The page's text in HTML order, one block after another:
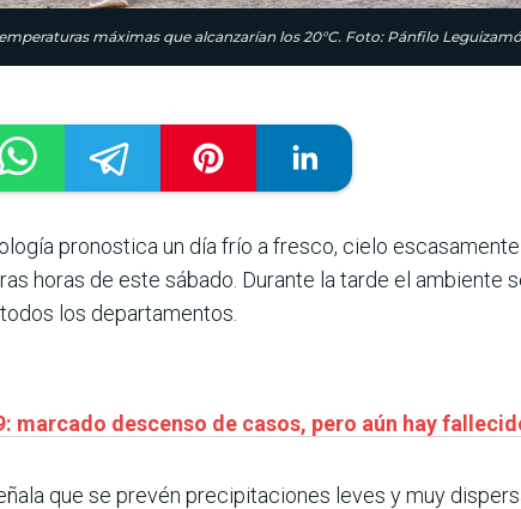
máximas que alcanzarían los 20°C. Foto: Pánfilo
pronostica un día frío a fresco, cielo
horas de este sábado. Durante la tarde el
los departamentos.
marcado descenso de casos, pero aún hay
que se prevén precipitaciones leves y muy